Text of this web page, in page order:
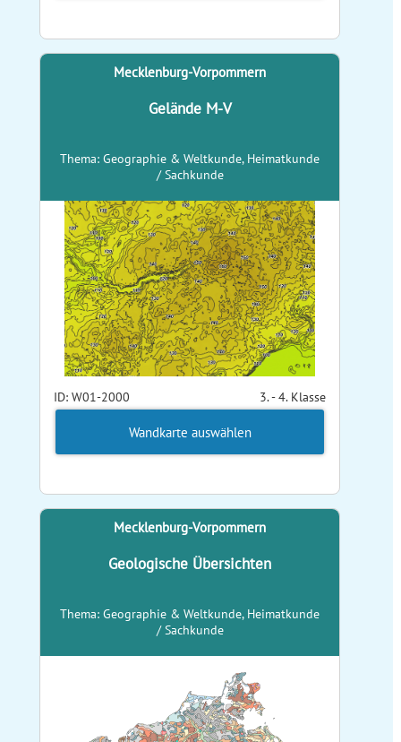
Mecklenburg-Vorpommern
Gelände M-V
Thema: Geographie & Weltkunde, Heimatkunde
/ Sachkunde
ID: W01-2000 3. - 4. Klasse
Wandkarte auswählen
Mecklenburg-Vorpommern
Geologische Übersichten
Thema: Geographie & Weltkunde, Heimatkunde
/ Sachkunde